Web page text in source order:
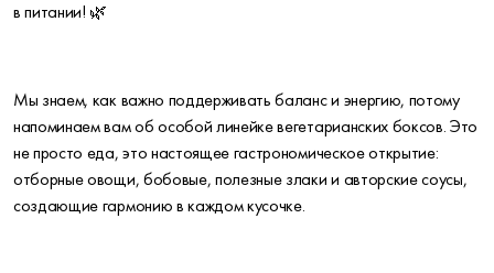
в питании! 🌿
Мы знаем, как важно поддерживать баланс и энергию, потому
напоминаем вам об особой линейке вегетарианских боксов. Это
не просто еда, это настоящее гастрономическое открытие:
отборные овощи, бобовые, полезные злаки и авторские соусы,
создающие гармонию в каждом кусочке.